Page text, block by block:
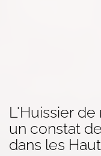
L'Huissier
un constat
dans les